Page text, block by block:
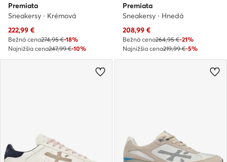
Premiata
Sneakersy · Krémová
Aktuálna cena
222,99 €
Bežná cena274,95 €-18%
Najnižšia cena247,99 €-10%
Premiata
Sneakersy · Hnedá
Aktuálna cena
208,99 €
Bežná cena264,95 €-21%
Najnižšia cena219,99 €-5%